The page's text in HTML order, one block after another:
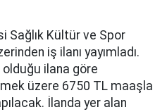
Sağlık Kültür ve Spor
iş ilanı yayımladı.
olduğu ilana göre
üzere 6750 TL maaşla
İlanda yer alan